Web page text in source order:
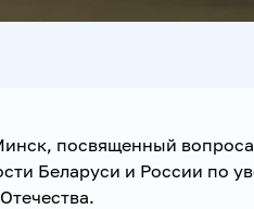
посвященный
Беларуси и России по